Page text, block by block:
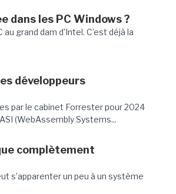
dans les PC Windows ?
grand dam d’Intel. C’est déjà la
développeurs
par le cabinet Forrester pour 2024
(WebAssembly Systems...
complètement
s’apparenter un peu à un système